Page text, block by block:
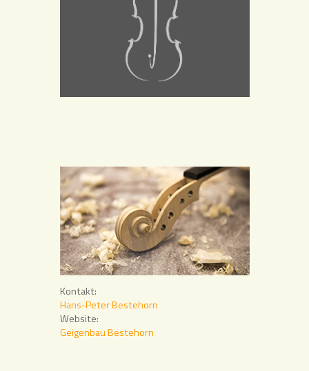
Kontakt:
Hans-Peter Bestehorn
Website:
Geigenbau Bestehorn